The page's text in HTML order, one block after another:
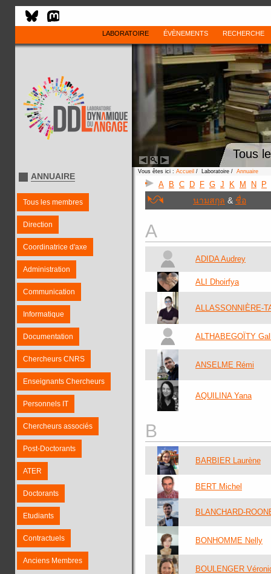
LABORATOIRE ÉVÈNEMENTS RECHERCHE
Tous
ANNUAIRE
Tous les membres
Direction
Coordinatrice d'axe
Administration
Communication
Informatique
Documentation
Chercheurs CNRS
Enseignants Chercheurs
Personnels IT
Chercheurs associés
Post-Doctorants
ATER
Doctorants
Etudiants
Contractuels
Anciens Membres
Vous êtes ici : Accueil / Laboratoire / Annuaire
A B C D F G J K M N P
นามสกุล & ชื่อ
A
ADIDA Audrey
ALI Dhoirfya
ALLASSONNIÈRE-
ALTHABEGOÏTY
ANSELME Rémi
AQUILINA Yana
B
BARBIER Laurène
BERT Michel
BLANCHARD-
BONHOMME Nelly
BOULENGER